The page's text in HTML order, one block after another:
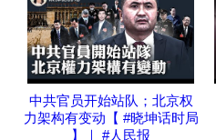
中共官员开始站队；北京权
力架构有变动【 #晓坤话时局
】｜ #人民报